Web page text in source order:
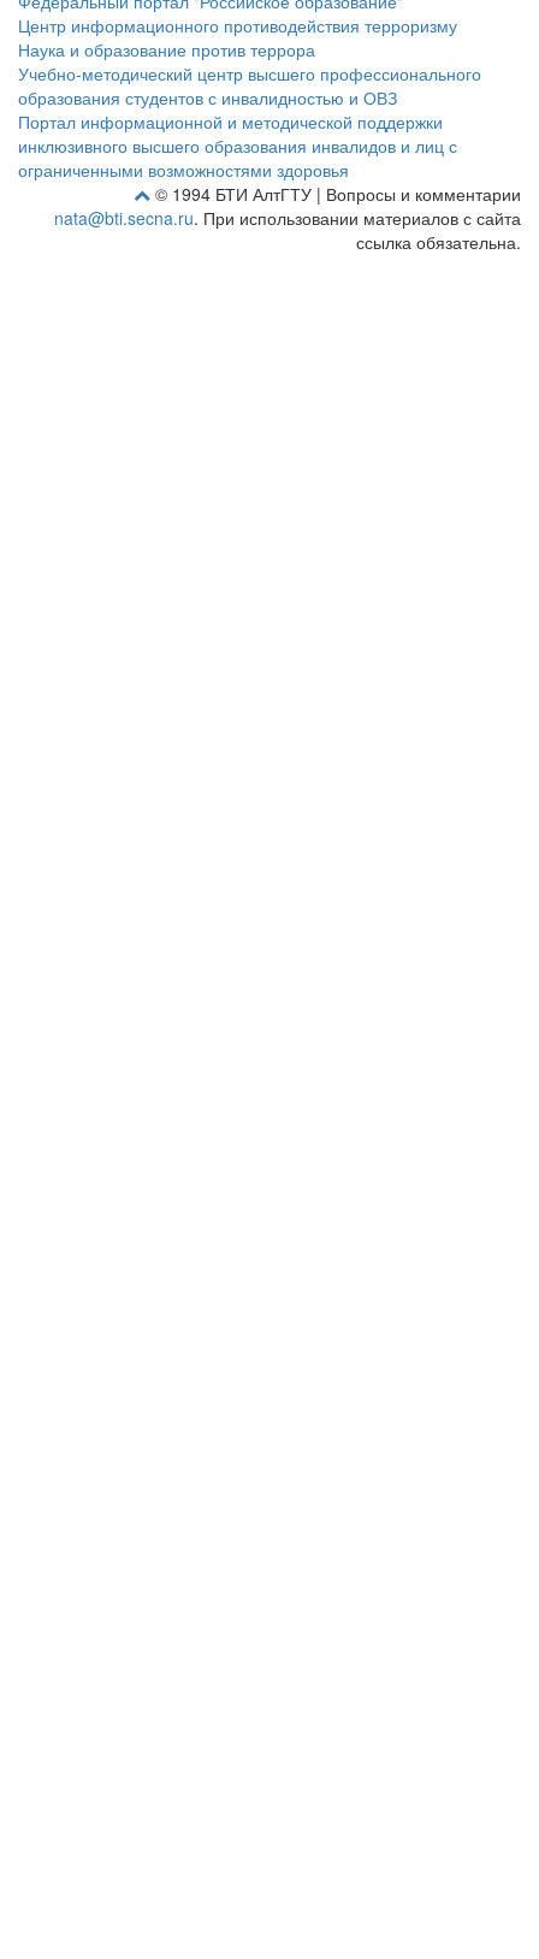
Центр информационного противодействия терроризму
Наука и образование против террора
Учебно-методический центр высшего профессионального
образования студентов с инвалидностью и ОВЗ
Портал информационной и методической поддержки
инклюзивного высшего образования инвалидов и лиц с
ограниченными возможностями здоровья
© 1994 БТИ АлтГТУ | Вопросы и комментарии
nata@bti.secna.ru. При использовании материалов с сайта
ссылка обязательна.